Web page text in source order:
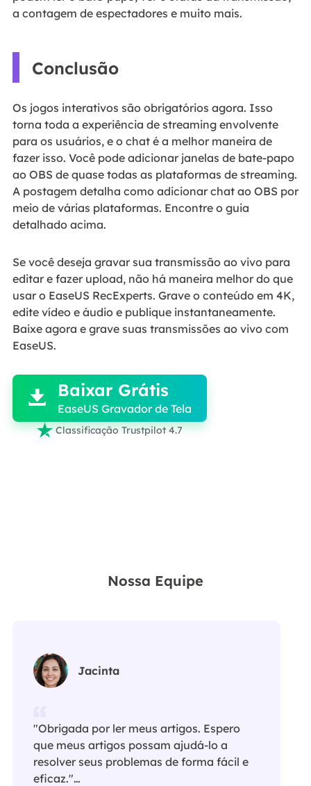
a contagem de espectadores e muito mais.
Conclusão
Os jogos interativos são obrigatórios agora. Isso
torna toda a experiência de streaming envolvente
para os usuários, e o chat é a melhor maneira de
fazer isso. Você pode adicionar janelas de bate-papo
ao OBS de quase todas as plataformas de streaming.
A postagem detalha como adicionar chat ao OBS por
meio de várias plataformas. Encontre o guia
detalhado acima.
Se você deseja gravar sua transmissão ao vivo para
editar e fazer upload, não há maneira melhor do que
usar o EaseUS RecExperts. Grave o conteúdo em 4K,
edite vídeo e áudio e publique instantaneamente.
Baixe agora e grave suas transmissões ao vivo com
EaseUS.

 Baixar Grátis
EaseUS Gravador de Tela
 Classificação Trustpilot 4.7
Nossa Equipe
Jacinta
"Obrigada por ler meus artigos. Espero
que meus artigos possam ajudá-lo a
resolver seus problemas de forma fácil e
eficaz."…